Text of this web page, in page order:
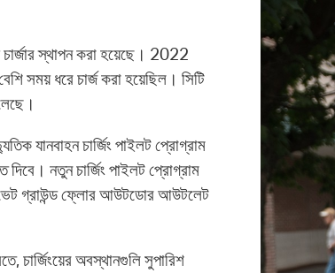
চার্জার স্থাপন করা হয়েছে। 2022
সময় ধরে চার্জ করা হয়েছিল। সিটি
যানবাহন চার্জিং পাইলট প্রোগ্রাম
দিবে। নতুন চার্জিং পাইলট প্রোগ্রাম
গ্রাউন্ড ফ্লোর আউটডোর আউটলেট
চার্জিংয়ের অবস্থানগুলি সুপারিশ